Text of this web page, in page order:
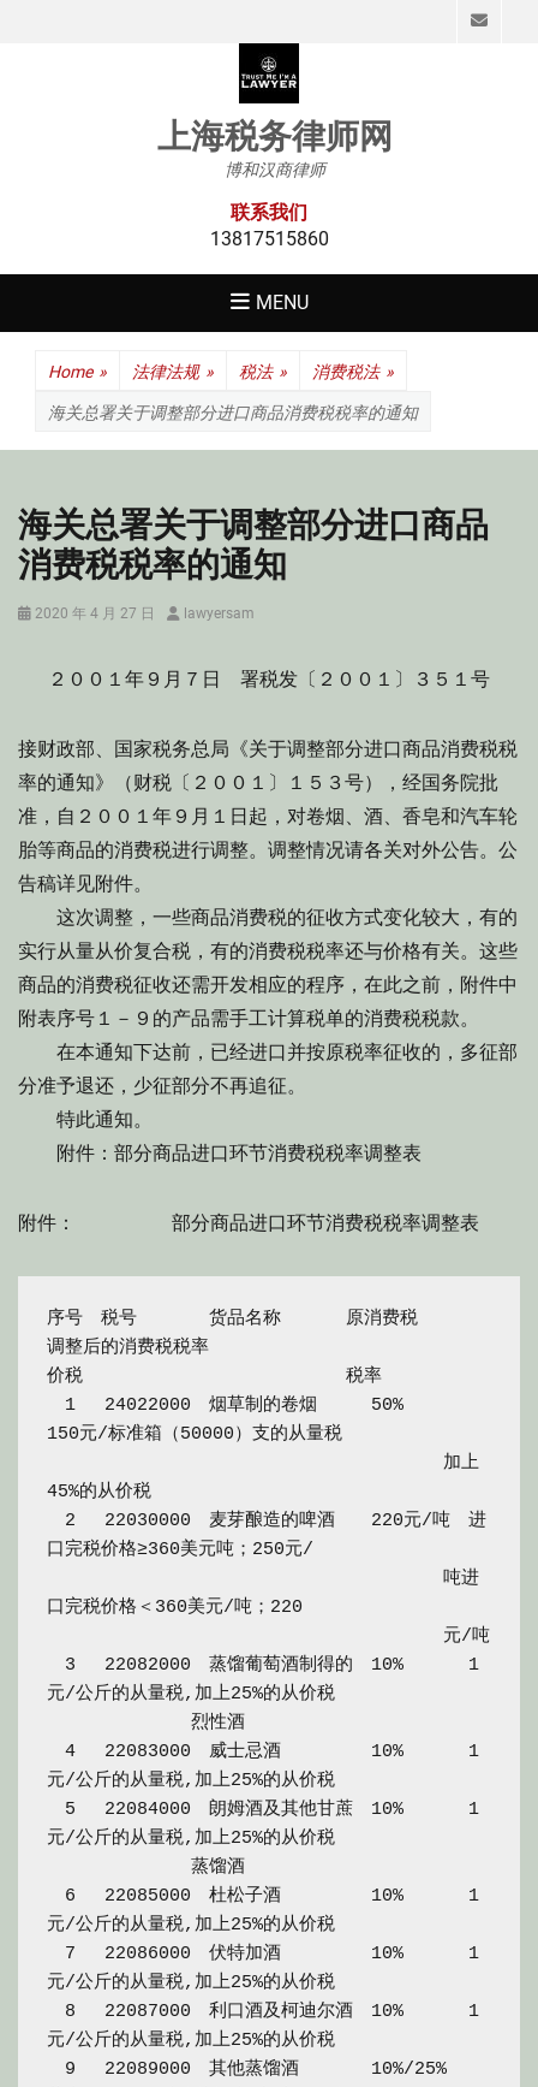
上海税务律师网
博和汉商律师
联系我们
13817515860
MENU
Home » 法律法规 » 税法 » 消费税法 »
海关总署关于调整部分进口商品消费税税率的通知
海关总署关于调整部分进口商品
消费税税率的通知
Posted
2020 年 4 月 27 日 Authorlawyersam
２００１年９月７日 署税发〔２００１〕３５１号
接财政部、国家税务总局《关于调整部分进口商品消费税税
率的通知》（财税〔２００１〕１５３号），经国务院批
准，自２００１年９月１日起，对卷烟、酒、香皂和汽车轮
胎等商品的消费税进行调整。调整情况请各关对外公告。公
告稿详见附件。
这次调整，一些商品消费税的征收方式变化较大，有的
实行从量从价复合税，有的消费税税率还与价格有关。这些
商品的消费税征收还需开发相应的程序，在此之前，附件中
附表序号１－９的产品需手工计算税单的消费税税款。
在本通知下达前，已经进口并按原税率征收的，多征部
分准予退还，少征部分不再追征。
特此通知。
附件：部分商品进口环节消费税税率调整表
附件： 部分商品进口环节消费税税率调整表
序号　税号　　　　货品名称　　　 原消费税
调整后的消费税税率
价税　　　　　　　　　　　　　　 税率
1　 24022000　烟草制的卷烟　　　50%
150元/标准箱（50000）支的从量税
加上
45%的从价税
2　 22030000　麦芽酿造的啤酒　　220元/吨　进
口完税价格≥360美元吨；250元/
吨进
口完税价格＜360美元/吨；220
元/吨
3　 22082000　蒸馏葡萄酒制得的　10%　　　 1
元/公斤的从量税,加上25%的从价税
烈性酒
4　 22083000　威士忌酒　　　　　10%　　　 1
元/公斤的从量税,加上25%的从价税
5　 22084000　朗姆酒及其他甘蔗　10%　　　 1
元/公斤的从量税,加上25%的从价税
蒸馏酒
6　 22085000　杜松子酒　　　　　10%　　　 1
元/公斤的从量税,加上25%的从价税
7　 22086000　伏特加酒　　　　　10%　　　 1
元/公斤的从量税,加上25%的从价税
8　 22087000　利口酒及柯迪尔酒　10%　　　 1
元/公斤的从量税,加上25%的从价税
9　 22089000　其他蒸馏酒　　　　10%/25%